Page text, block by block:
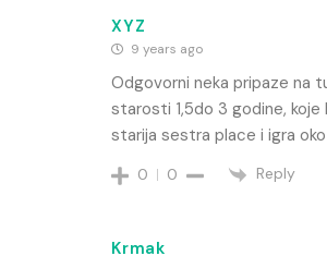
XYZ
9 years ago
Odgovorni neka pripaze na
starosti 1,5do 3 godine,
starija sestra place i igra
0 0 Reply
Krmak